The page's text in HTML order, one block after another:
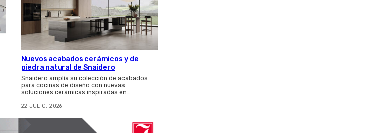
Nuevos acabados cerámicos y de
piedra natural de Snaidero
Snaidero amplía su colección de acabados
para cocinas de diseño con nuevas
soluciones cerámicas inspiradas en…
22 JULIO, 2026